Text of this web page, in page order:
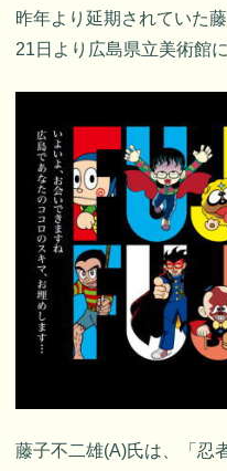
昨年より延期されていた
21日より広島県立美術館
藤子不二雄(A)氏は、「忍